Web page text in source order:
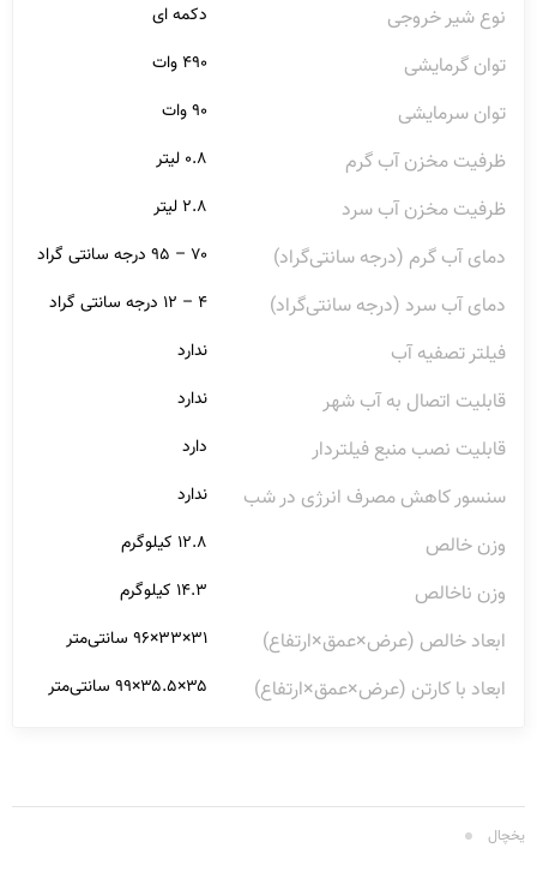
نوع شیر خروجی دکمه ای
توان گرمایشی ۴۹۰ وات
توان سرمایشی ۹۰ وات
ظرفیت مخزن آب گرم ۰.۸ لیتر
ظرفیت مخزن آب سرد ۲.۸ لیتر
دمای آب گرم (درجه سانتی‌گراد) ۷۰ – ۹۵ درجه سانتی گراد
دمای آب سرد (درجه سانتی‌گراد) ۴ – ۱۲ درجه سانتی گراد
فیلتر تصفیه آب ندارد
قابلیت اتصال به آب شهر ندارد
قابلیت نصب منبع فیلتردار دارد
سنسور کاهش مصرف انرژی در شب ندارد
وزن خالص ۱۲.۸ کیلوگرم
وزن ناخالص ۱۴.۳ کیلوگرم
ابعاد خالص (عرض×عمق×ارتفاع) ۳۱×۳۳×۹۶ سانتی‌متر
ابعاد با کارتن (عرض×عمق×ارتفاع) ۳۵×۳۵.۵×۹۹ سانتی‌متر
یخچال